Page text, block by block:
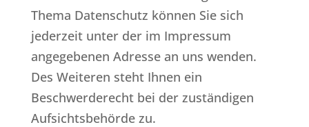
Thema Datenschutz können Sie sich
jederzeit unter der im Impressum
angegebenen Adresse an uns wenden.
Des Weiteren steht Ihnen ein
Beschwerderecht bei der zuständigen
Aufsichtsbehörde zu.